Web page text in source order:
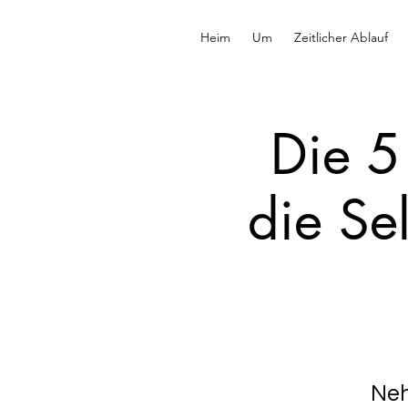
Heim Um Zeitlicher Ablauf
Die
die